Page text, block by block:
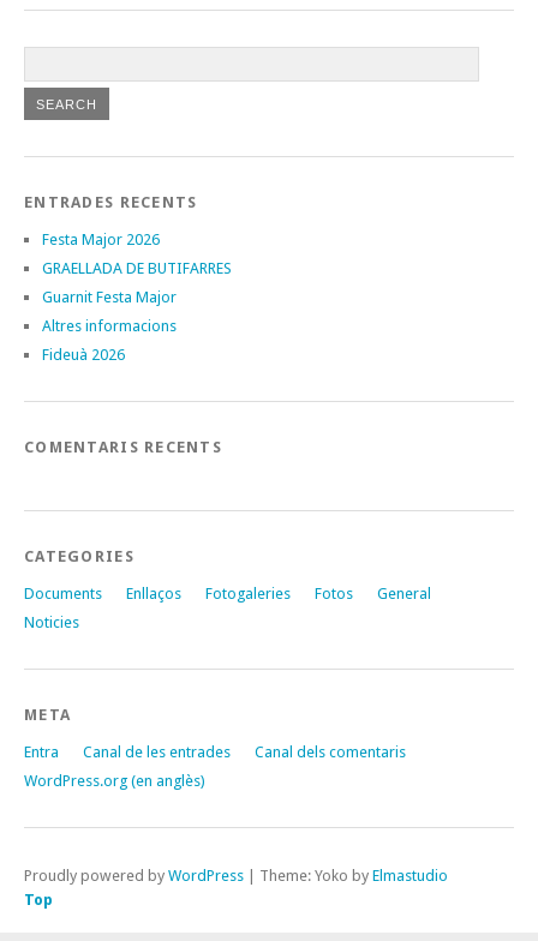
ENTRADES RECENTS
Festa Major 2026
GRAELLADA DE BUTIFARRES
Guarnit Festa Major
Altres informacions
Fideuà 2026
COMENTARIS RECENTS
CATEGORIES
Documents Enllaços Fotogaleries Fotos
General
Noticies
META
Entra Canal de les entrades
Canal dels comentaris
WordPress.org (en anglès)
Proudly powered by WordPress Theme: Yoko by Elmastudio
Top